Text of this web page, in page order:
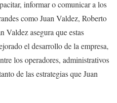
informar o comunicar a los
como Juan Valdez, Roberto
Valdez asegura que estas
el desarrollo de la empresa,
los operadores, administrativos
de las estrategias que Juan